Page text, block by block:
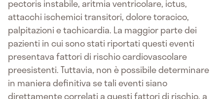
pectoris instabile, aritmia ventricolare, ictus,
attacchi ischemici transitori, dolore toracico,
palpitazioni e tachicardia. La maggior parte dei
pazienti in cui sono stati riportati questi eventi
presentava fattori di rischio cardiovascolare
preesistenti. Tuttavia, non è possibile determinare
in maniera definitiva se tali eventi siano
direttamente correlati a questi fattori di rischio, a